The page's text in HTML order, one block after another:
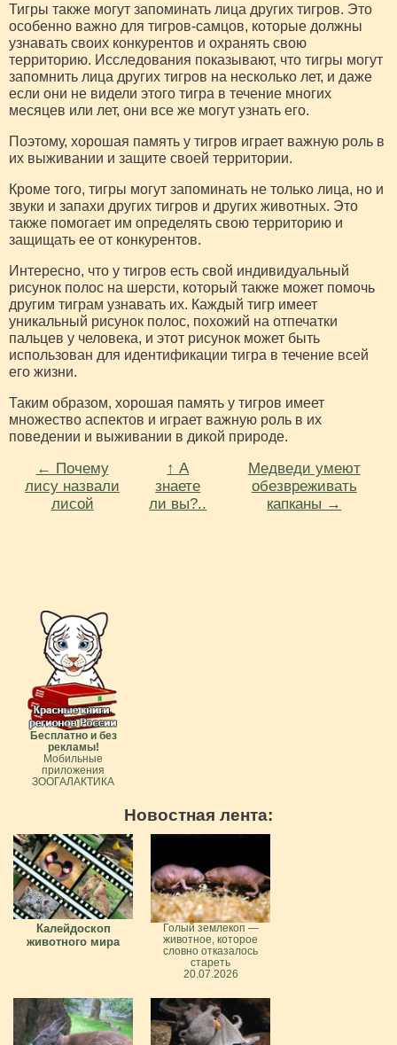
Тигры также могут запоминать лица других тигров. Это
особенно важно для тигров-самцов, которые должны
узнавать своих конкурентов и охранять свою
территорию. Исследования показывают, что тигры могут
запомнить лица других тигров на несколько лет, и даже
если они не видели этого тигра в течение многих
месяцев или лет, они все же могут узнать его.
Поэтому, хорошая память у тигров играет важную роль в
их выживании и защите своей территории.
Кроме того, тигры могут запоминать не только лица, но и
звуки и запахи других тигров и других животных. Это
также помогает им определять свою территорию и
защищать ее от конкурентов.
Интересно, что у тигров есть свой индивидуальный
рисунок полос на шерсти, который также может помочь
другим тиграм узнавать их. Каждый тигр имеет
уникальный рисунок полос, похожий на отпечатки
пальцев у человека, и этот рисунок может быть
использован для идентификации тигра в течение всей
его жизни.
Таким образом, хорошая память у тигров имеет
множество аспектов и играет важную роль в их
поведении и выживании в дикой природе.
← Почему
лису назвали
лисой
↑ А
знаете
ли вы?..
Медведи умеют
обезвреживать
капканы →
Бесплатно и без
рекламы!
Мобильные
приложения
ЗООГАЛАКТИКА
Новостная лента:
Калейдоскоп
животного мира
Голый землекоп —
животное, которое
словно отказалось
стареть
20.07.2026